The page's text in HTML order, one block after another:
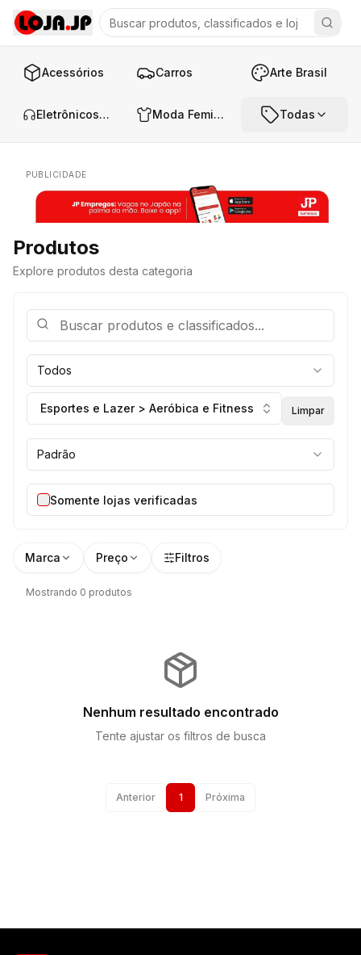
Acessórios Carros Arte Brasil
Eletrônicos e Áudio Moda Feminina Todas
PUBLICIDADE
Produtos
Explore produtos desta categoria
Todos
Esportes e Lazer > Aeróbica e Fitness Limpar
Padrão
Somente lojas verificadas
Marca Preço Filtros
Mostrando 0 produtos
Nenhum resultado encontrado
Tente ajustar os filtros de busca
Anterior 1 Próxima